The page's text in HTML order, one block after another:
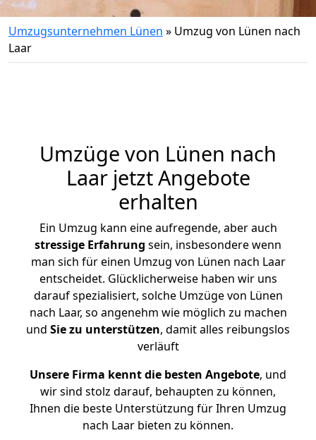
Umzugsunternehmen Lünen » Umzug von Lünen nach
Laar
Umzüge von Lünen nach
Laar jetzt Angebote
erhalten
Ein Umzug kann eine aufregende, aber auch
stressige Erfahrung sein, insbesondere wenn
man sich für einen Umzug von Lünen nach Laar
entscheidet. Glücklicherweise haben wir uns
darauf spezialisiert, solche Umzüge von Lünen
nach Laar, so angenehm wie möglich zu machen
und Sie zu unterstützen, damit alles reibungslos
verläuft
Unsere Firma kennt die besten Angebote, und
wir sind stolz darauf, behaupten zu können,
Ihnen die beste Unterstützung für Ihren Umzug
nach Laar bieten zu können.